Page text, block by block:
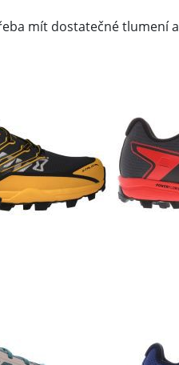
mít dostatečné tlumení